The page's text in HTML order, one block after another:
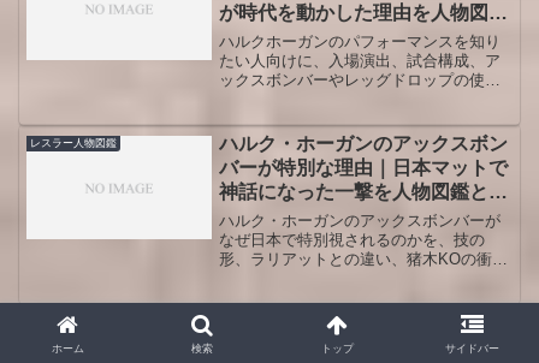
が時代を動かした理由を人物図鑑
で読む!
ハルクホーガンのパフォーマンスを知り
たい人向けに、入場演出、試合構成、ア
ックスボンバーやレッグドロップの使い
見せ場までを整理します。派手な見た目
だけでは終わらない、観客支配力と時代
を変える表現力を人物図鑑としてたどれ
る内容です。
レスラー人物図鑑
ハルク・ホーガンのアックスボン
バーが特別な理由｜日本マットで
神話になった一撃を人物図鑑とし
て読む！
ハルク・ホーガンのアックスボンバーが
なぜ日本で特別視されるのかを、技の
形、ラリアットとの違い、猪木KOの衝
ーガンというレスラーの人物像まで含め
て丁寧に整理した人物図鑑記事です。
レスラー人物図鑑
ジョン・シナとグンターはどんな
関係なのか？最後の対戦と強さの
ホーム 検索 トップ サイドバー